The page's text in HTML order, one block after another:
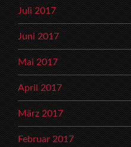
Juli 2017
Juni 2017
Mai 2017
April 2017
März 2017
Februar 2017